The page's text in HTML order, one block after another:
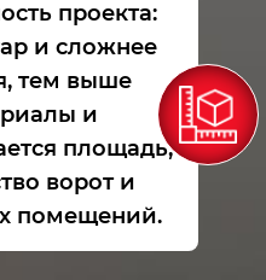
проекта:
и сложнее
тем выше
и
площадь,
ворот и
помещений.